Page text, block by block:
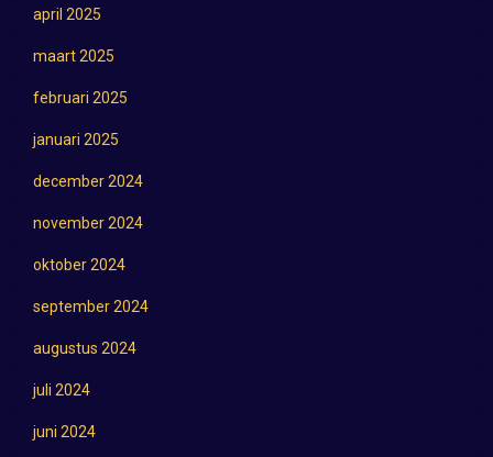
april 2025
maart 2025
februari 2025
januari 2025
december 2024
november 2024
oktober 2024
september 2024
augustus 2024
juli 2024
juni 2024